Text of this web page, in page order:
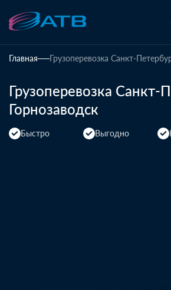
Главная Грузоперевозка Санкт-
Грузоперевозка Санкт-
Горнозаводск
Быстро Выгодно